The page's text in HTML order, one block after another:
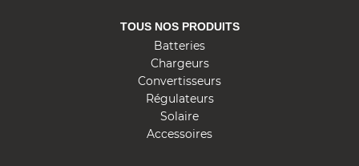
TOUS NOS PRODUITS
Batteries
Chargeurs
Convertisseurs
Régulateurs
Solaire
Accessoires